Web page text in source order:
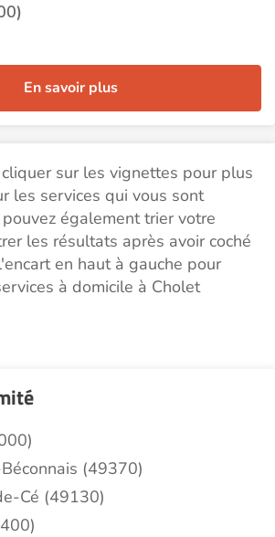
En savoir plus
sur les vignettes pour plus
les services qui vous sont
également trier votre
les résultats après avoir coché
en haut à gauche pour
à domicile à Cholet
(49370)
Cé (49130)